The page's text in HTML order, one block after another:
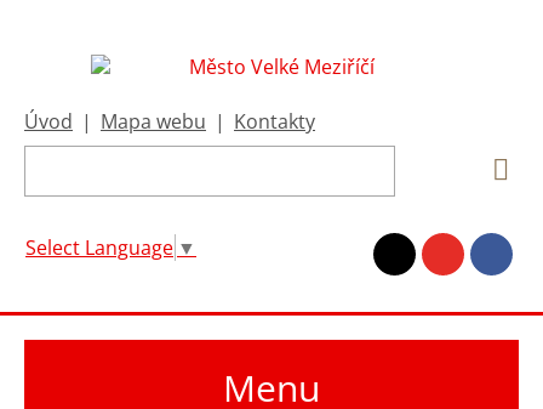
Úvod | Mapa webu | Kontakty
Select Language ▼
Menu